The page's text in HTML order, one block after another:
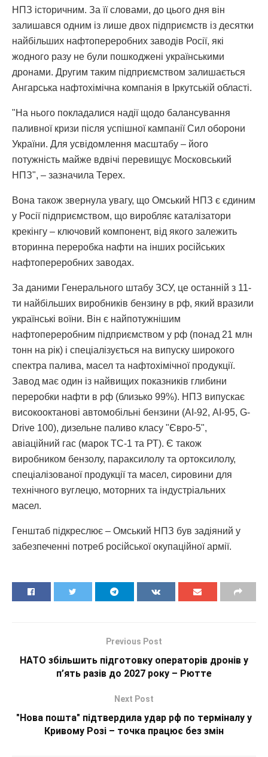
НПЗ історичним. За її словами, до цього дня він
залишався одним із лише двох підприємств із десятки
найбільших нафтопереробних заводів Росії, які
жодного разу не були пошкоджені українськими
дронами. Другим таким підприємством залишається
Ангарська нафтохімічна компанія в Іркутській області.
"На нього покладалися надії щодо балансування
паливної кризи після успішної кампанії Сил оборони
України. Для усвідомлення масштабу – його
потужність майже вдвічі перевищує Московський
НПЗ", – зазначила Терех.
Вона також звернула увагу, що Омський НПЗ є єдиним
у Росії підприємством, що виробляє каталізатори
крекінгу – ключовий компонент, від якого залежить
вторинна переробка нафти на інших російських
нафтопереробних заводах.
За даними Генерального штабу ЗСУ, це останній з 11-
ти найбільших виробників бензину в рф, який вразили
українські воїни. Він є найпотужнішим
нафтопереробним підприємством у рф (понад 21 млн
тонн на рік) і спеціалізується на випуску широкого
спектра палива, масел та нафтохімічної продукції.
Завод має один із найвищих показників глибини
переробки нафти в рф (близько 99%). НПЗ випускає
високооктанові автомобільні бензини (АІ-92, АІ-95, G-
Drive 100), дизельне паливо класу "Євро-5",
авіаційний гас (марок ТС-1 та РТ). Є також
виробником бензолу, параксилолу та ортоксилолу,
спеціалізованої продукції та масел, сировини для
технічного вуглецю, моторних та індустріальних
масел.
Генштаб підкреслює – Омський НПЗ був задіяний у
забезпеченні потреб російської окупаційної армії.
Previous Post
НАТО збільшить підготовку операторів дронів у
п’ять разів до 2027 року – Рютте
Next Post
"Нова пошта" підтвердила удар рф по терміналу у
Кривому Розі – точка працює без змін